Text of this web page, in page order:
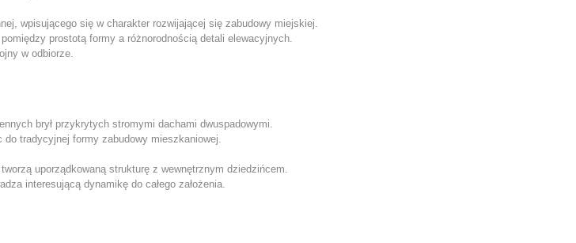
wpisującego się w charakter rozwijającej się zabudowy miejskiej.
prostotą formy a różnorodnością detali elewacyjnych.
w odbiorze.
brył przykrytych stromymi dachami dwuspadowymi.
do tradycyjnej formy zabudowy mieszkaniowej.
uporządkowaną strukturę z wewnętrznym dziedzińcem.
interesującą dynamikę do całego założenia.